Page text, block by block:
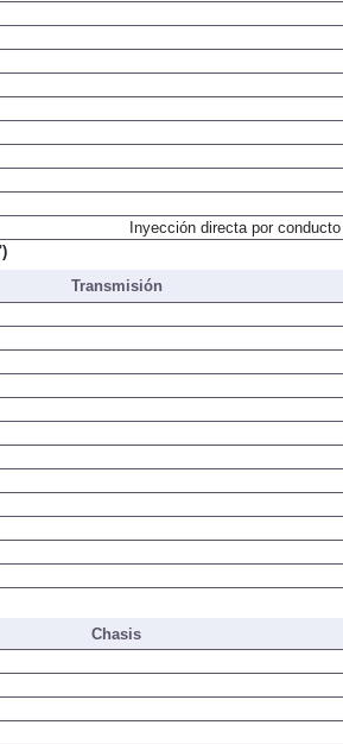
Inyección directa por
Transmisión
Chasis